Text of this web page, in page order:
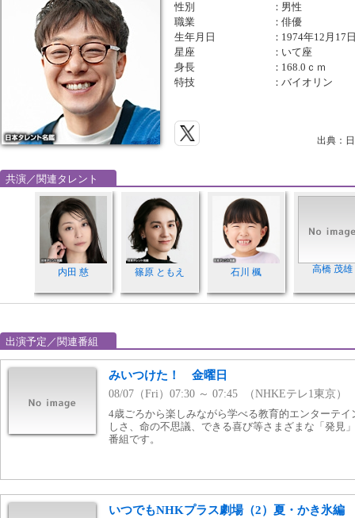
性別
： 男性
職業
：俳優
生年月日
： 1974年12月17
星座
： いて座
身長
： 168.0ｃｍ
特技
：バイオリン
出典：
共演／関連タレント
内田 慈 篠原 ともえ 石川 楓 高橋 茂雄
出演予定／関連番組
みいつけた！ 金曜日
08/07（Fri）07:30 ～ 07:45 （NHKEテレ1東京）
4歳ごろから楽しみながら学べる教育的エンターテ
しさ、命の不思議、できる喜び等さまざまな「発見
番組です。
いつでもNHKプラス劇場（2）夏・かき氷編